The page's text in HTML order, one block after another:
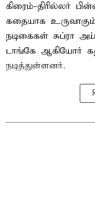
கிரைம்-திரில்லர்
கதையாக
நடிகைகள் சுப்ரா
டாங்கே ஆகியோர்
நடித்துள்ளனர்.